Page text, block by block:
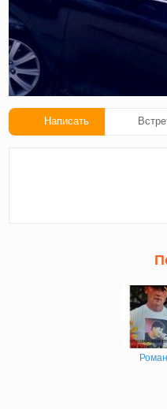
Написать
Роман